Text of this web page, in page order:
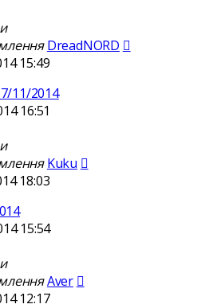
DreadNORD
15:49
11/2014
16:51
Kuku
18:03
15:54
Aver
12:17